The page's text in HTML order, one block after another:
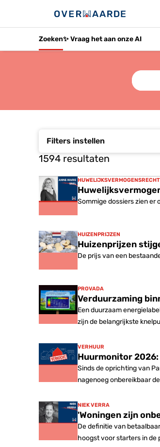
Zoeken✨ Vraag het aan onze AI
Typ
Filters instellen
1594 resultaten
HUWELIJKSVERMOGENSRECHT
Sommige dossiers zien
HUIZENPRIJZEN
Huizenprijzen
De prijs van een
PROVADA
Verduurzaming
Een duurzaam
zijn de belangrijkste
VERHUUR
Huurmonitor
Sinds de oprichting van
nagenoeg onbereikbaar
NIEK VERRA
'Woningen zijn
De definitie van
hoogst voor starters in de